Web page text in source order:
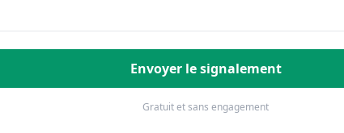
Envoyer le signalement
Gratuit et sans engagement